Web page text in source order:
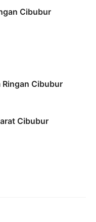
Cibubur
Cibubur
Cibubur